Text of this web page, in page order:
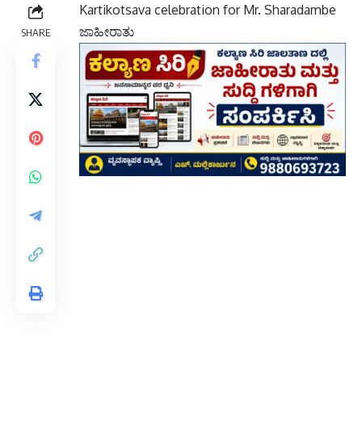
SHARE
Kartikotsava celebration for Mr. Sharadambe
ಜಾಹೀರಾತು